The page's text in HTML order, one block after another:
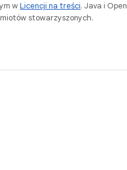
wLicencji na treści. Java i
stowarzyszonych.